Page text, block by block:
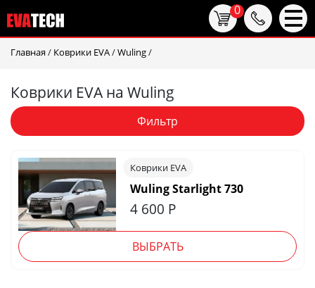
Главная / Коврики EVA/Wuling/
Коврики EVA на Wuling
Фильтр
Коврики EVA
Wuling Starlight 730
4 600 Р
ВЫБРАТЬ
0